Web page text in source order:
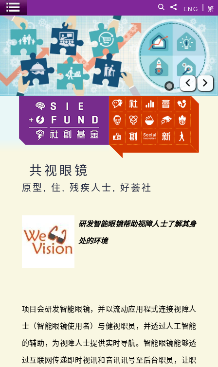
繁
ENG
分享給
搜寻
菜单开关
共视眼镜
上一张
下
共视眼镜
原型, 住, 残疾人士, 好荟社
研发智能眼镜帮助视障人士了解其身
处的环境
项目会研发智能眼镜，并以流动应用程式连接视障人
士（智能眼镜使用者）与健视职员，并透过人工智能
的辅助，为视障人士提供实时导航。智能眼镜能够透
过互联网传递即时视讯和音讯讯号至后台职员，让职